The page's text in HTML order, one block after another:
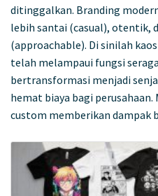
ditinggalkan. Branding
lebih santai (casual), otentik,
(approachable). Di sinilah
telah melampaui fungsi
bertransformasi menjadi
hemat biaya bagi perusahaan.
custom memberikan dampak